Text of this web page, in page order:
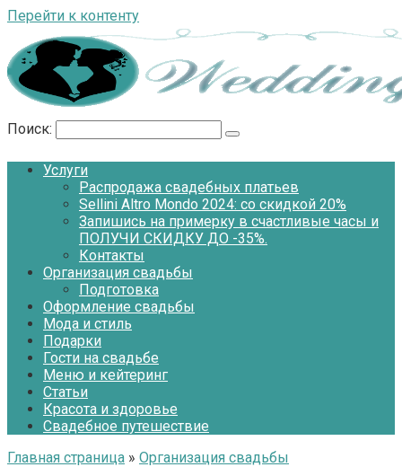
Перейти к контенту
Поиск:
Услуги
Распродажа свадебных платьев
Sellini Altro Mondo 2024: со скидкой 20%
Запишись на примерку в счастливые часы и
ПОЛУЧИ СКИДКУ ДО -35%.
Контакты
Организация свадьбы
Подготовка
Оформление свадьбы
Мода и стиль
Подарки
Гости на свадьбе
Меню и кейтеринг
Статьи
Красота и здоровье
Свадебное путешествие
Главная страница » Организация свадьбы